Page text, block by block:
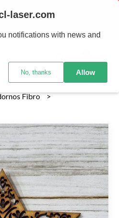
Los envios Por MENOR se
al pago , los pedidos por
posteriores al pago del pedido
Fibro
laser.com
notifications with news and
No, thanks Allow